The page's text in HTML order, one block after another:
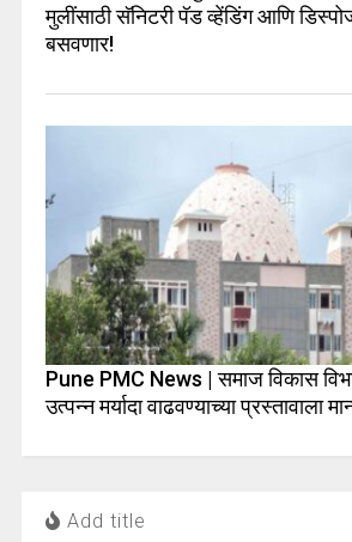
मुलींसाठी सॅनिटरी पॅड व्हेंडिंग आणि
बसवणार!
Pune PMC News | समाज विकास
उत्पन्न मर्यादा वाढवण्याच्या प्रस्तावाला
Add title